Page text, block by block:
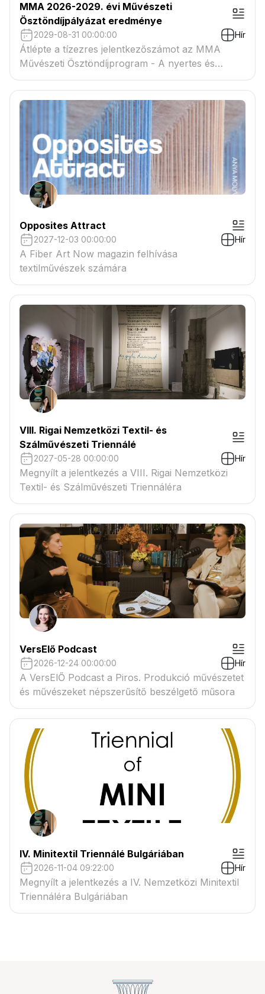
MMA 2026-2029. évi Művészeti
Ösztöndíjpályázat eredménye
2029-08-31 00:00:00 Hír
Átlépte a tízezres jelentkezőszámot az MMA
Művészeti Ösztöndíjprogram - A nyertes és
tartaléklistás pályázók névsora megtekinthető a
csatolmányban
Opposites Attract
2027-12-03 00:00:00 Hír
A Fiber Art Now magazin felhívása
textilművészek számára
VIII. Rigai Nemzetközi Textil- és
Szálművészeti Triennálé
2027-05-28 00:00:00 Hír
Megnyílt a jelentkezés a VIII. Rigai Nemzetközi
Textil- és Szálművészeti Triennáléra
VersElő Podcast
2026-12-24 00:00:00 Hír
A VersElŐ Podcast a Piros. Produkció művészetet
és művészeket népszerűsítő beszélgető műsora
IV. Minitextil Triennálé Bulgáriában
2026-11-04 09:22:00 Hír
Megnyílt a jelentkezés a IV. Nemzetközi Minitextil
Triennáléra Bulgáriában